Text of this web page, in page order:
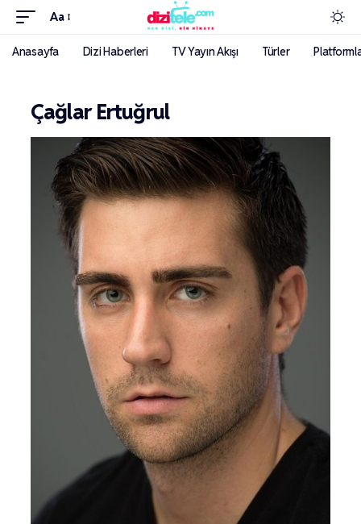
Aa
Anasayfa Dizi Haberleri TV Yayın Akışı Türler
Çağlar Ertuğrul